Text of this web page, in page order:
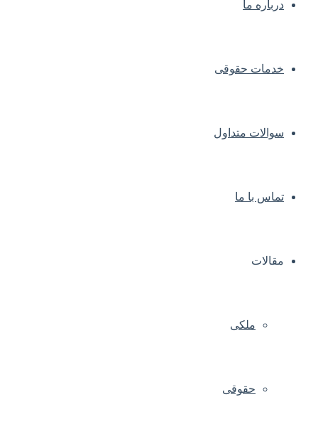
درباره ما
خدمات حقوقی
سوالات متداول
تماس با ما
مقالات
ملکی
حقوقی